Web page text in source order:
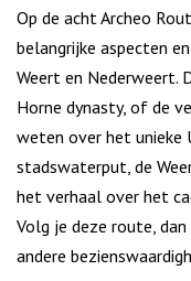
Op de acht Archeo
belangrijke aspecten
Weert en Nederweert.
Horne dynasty, of de
weten over het unieke
stadswaterput, de
het verhaal over het
Volg je deze route,
andere